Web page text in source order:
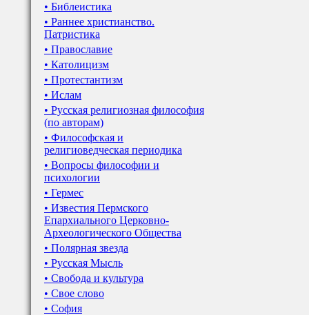
• Библеистика
• Раннее христианство.
Патристика
• Православие
• Католицизм
• Протестантизм
• Ислам
• Русская религиозная философия
(по авторам)
• Философская и
религиоведческая периодика
• Вопросы философии и
психологии
• Гермес
• Известия Пермского
Епархиального Церковно-
Археологического Общества
• Полярная звезда
• Русская Мысль
• Свобода и культура
• Свое слово
• София